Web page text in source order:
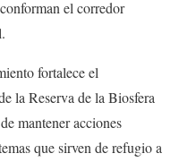
el corredor
fortalece el
la Reserva de la Biosfera
mantener acciones
que sirven de refugio a